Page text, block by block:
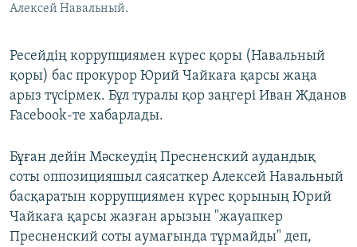
Алексей Навальный.
Ресейдің коррупциямен күрес қоры (Навальный
қоры) бас прокурор Юрий Чайкаға қарсы жаңа
арыз түсірмек. Бұл туралы қор заңгері Иван Жданов
Facebook-те хабарлады.
Бұған дейін Мәскеудің Пресненский аудандық
соты оппозицияшыл саясаткер Алексей Навальный
басқаратын коррупциямен күрес қорының Юрий
Чайкаға қарсы жазған арызын "жауапкер
Пресненский соты аумағында тұрмайды" деп,